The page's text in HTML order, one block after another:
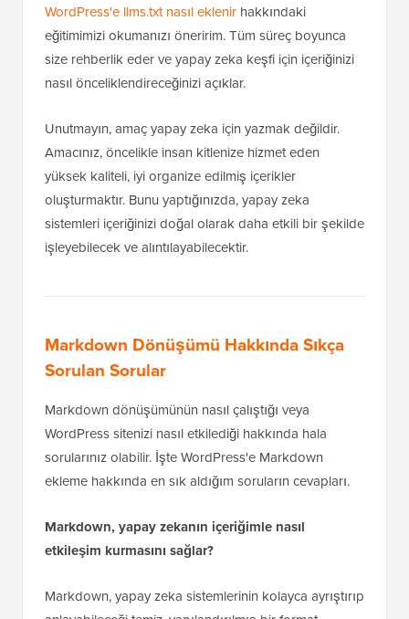
WordPress'e llms.txt nasıl eklenir hakkındaki
eğitimimizi okumanızı öneririm. Tüm süreç boyunca
size rehberlik eder ve yapay zeka keşfi için içeriğinizi
nasıl önceliklendireceğinizi açıklar.
Unutmayın, amaç yapay zeka için yazmak değildir.
Amacınız, öncelikle insan kitlenize hizmet eden
yüksek kaliteli, iyi organize edilmiş içerikler
oluşturmaktır. Bunu yaptığınızda, yapay zeka
sistemleri içeriğinizi doğal olarak daha etkili bir şekilde
işleyebilecek ve alıntılayabilecektir.
Markdown Dönüşümü Hakkında Sıkça
Sorulan Sorular
Markdown dönüşümünün nasıl çalıştığı veya
WordPress sitenizi nasıl etkilediği hakkında hala
sorularınız olabilir. İşte WordPress'e Markdown
ekleme hakkında en sık aldığım soruların cevapları.
Markdown, yapay zekanın içeriğimle nasıl
etkileşim kurmasını sağlar?
Markdown, yapay zeka sistemlerinin kolayca ayrıştırıp